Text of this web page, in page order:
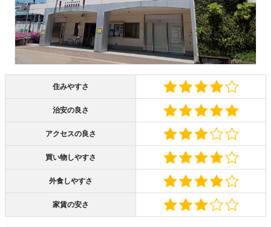
住みやすさ
治安の良さ
アクセスの良さ
買い物しやすさ
外食しやすさ
家賃の安さ